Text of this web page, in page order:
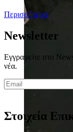
Περισσότερα
Newsletter
Εγγραφείτε στο
νέα.
Στοιχεία